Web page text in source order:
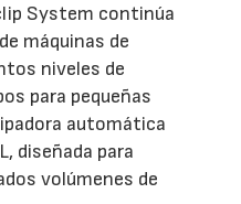
System continúa
máquinas de
niveles de
para pequeñas
automática
diseñada para
volúmenes de